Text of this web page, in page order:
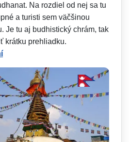
Na rozdiel od nej sa tu
a turisti sem väčšinou
Je tu aj budhistický chrám, tak
krátku prehliadku.